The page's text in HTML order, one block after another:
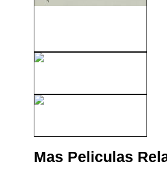
Mas Peliculas